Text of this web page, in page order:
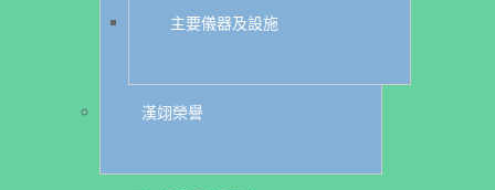
主要儀器及設施
漢翊榮譽